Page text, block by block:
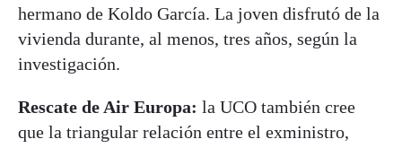
hermano de Koldo García. La joven disfrutó de la
vivienda durante, al menos, tres años, según la
investigación.
Rescate de Air Europa: la UCO también cree
que la triangular relación entre el exministro,